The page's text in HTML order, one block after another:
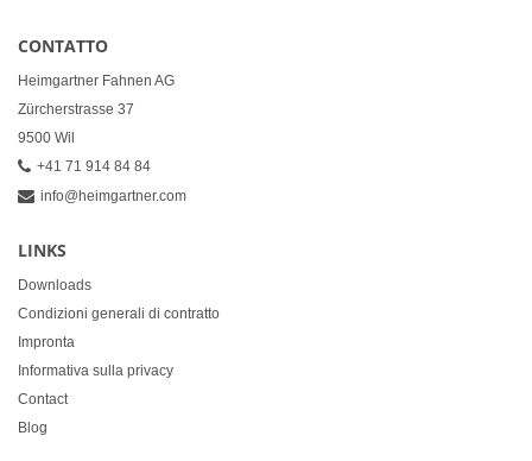
CONTATTO
Heimgartner Fahnen AG
Zürcherstrasse 37
9500 Wil
+41 71 914 84 84
info@heimgartner.com
LINKS
Downloads
Condizioni generali di contratto
Impronta
Informativa sulla privacy
Contact
Blog